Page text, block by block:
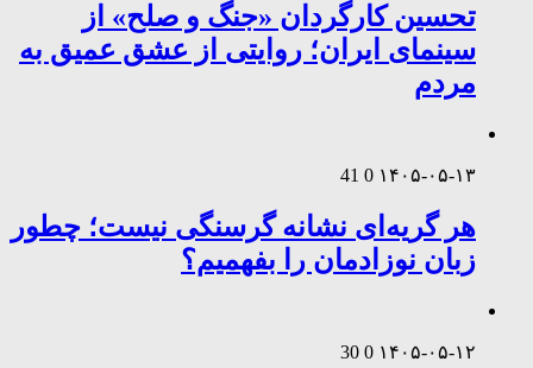
تحسین کارگردان «جنگ و صلح» از
سینمای ایران؛ روایتی از عشق عمیق به
مردم
۱۴۰۵-۰۵-۱۳ 0
41
هر گریه‌ای نشانه گرسنگی نیست؛ چطور
زبان نوزادمان را بفهمیم؟
۱۴۰۵-۰۵-۱۲ 0
30